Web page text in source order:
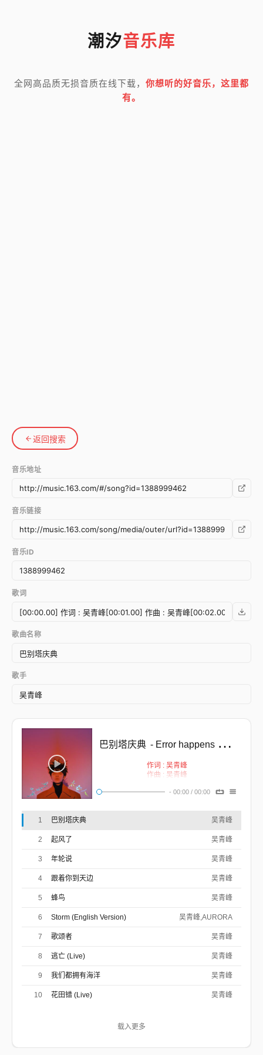
潮汐音乐库
全网高品质无损音质在线下载， 你想听的好音乐，这里都
有。
返回搜索
音乐地址
音乐链接
音乐ID
歌词
歌曲名称
歌手
巴别塔庆典 - Error happens ╥﹏╥
作词 : 吴青峰
作曲 : 吴青峰
制作人 : 吴青峰/徐千秀
谁说 有效 能够明其妙
这里是自说自话王国欢迎光临
他们却连互相面对面
有说 有笑 却无人知晓
- 00:00 / 00:00
1 巴别塔庆典 吴青峰
2 起风了 吴青峰
3 年轮说 吴青峰
4 跟着你到天边 吴青峰
5 蜂鸟 吴青峰
6 Storm (English Version) 吴青峰,AURORA
7 歌颂者 吴青峰
8 逃亡 (Live) 吴青峰
9 我们都拥有海洋 吴青峰
10 花田错 (Live) 吴青峰
载入更多